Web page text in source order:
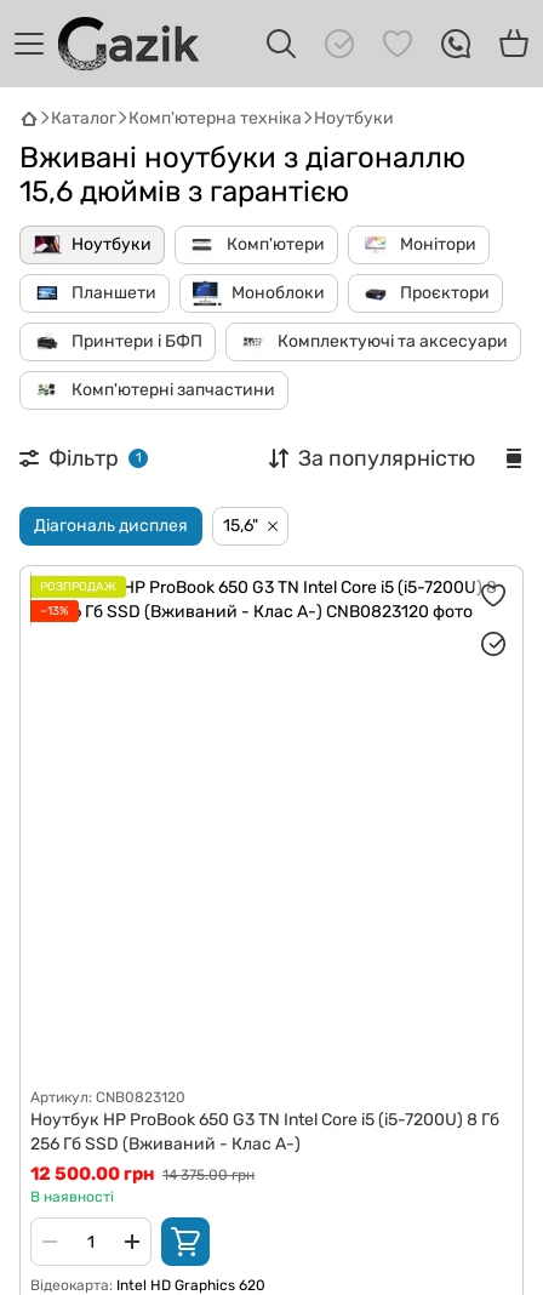
Каталог Комп'ютерна техніка Ноутбуки
Вживані ноутбуки з діагоналлю
15,6 дюймів з гарантією
Ноутбуки Комп'ютери Монітори
Планшети Моноблоки Проєктори
Принтери і БФП Комплектуючі та аксесуари
Комп'ютерні запчастини
Фільтр 1 За популярністю
Діагональ дисплея 15,6"
РОЗПРОДАЖ
−13%
Артикул: CNB0823120
Ноутбук HP ProBook 650 G3 TN Intel Core i5 (i5-7200U) 8 Гб
256 Гб SSD (Вживаний - Клас A-)
12 500.00 грн 14 375.00 грн
В наявності
Відеокарта Intel HD Graphics 620
GAZIKAI
Онлайн · пошук техніки
Привіт! 👋 Я Gazik AI — допоможу
Що шукаєш?